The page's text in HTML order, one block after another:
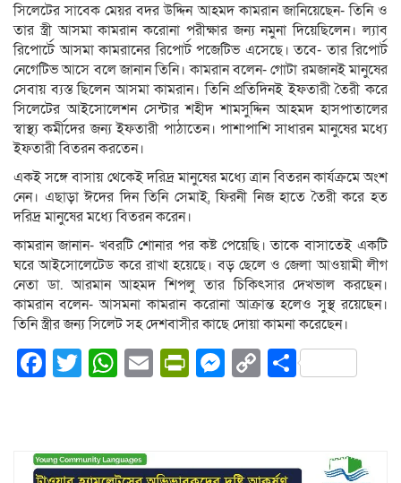
সিলেটের সাবেক মেয়র বদর উদ্দিন আহমদ কামরান জানিয়েছেন- তিনি ও
তার স্ত্রী আসমা কামরান করোনা পরীক্ষার জন্য নমুনা দিয়েছিলেন। ল্যাব
রিপোর্টে আসমা কামরানের রিপোর্ট পজেটিভ এসেছে। তবে- তার রিপোর্ট
নেগেটিভ আসে বলে জানান তিনি। কামরান বলেন- গোটা রমজানই মানুষের
সেবায় ব্যস্ত ছিলেন আসমা কামরান। তিনি প্রতিদিনই ইফতারী তৈরী করে
সিলেটের আইসোলেশন সেন্টার শহীদ শামসুদ্দিন আহমদ হাসপাতালের
স্বাস্থ্য কর্মীদের জন্য ইফতারী পাঠাতেন। পাশাপাশি সাধারন মানুষের মধ্যে
ইফতারী বিতরন করতেন।
একই সঙ্গে বাসায় থেকেই দরিদ্র মানুষের মধ্যে ত্রান বিতরন কার্যক্রমে অংশ
নেন। এছাড়া ঈদের দিন তিনি সেমাই, ফিরনী নিজ হাতে তৈরী করে হত
দরিদ্র মানুষের মধ্যে বিতরন করেন।
কামরান জানান- খবরটি শোনার পর কষ্ট পেয়েছি। তাকে বাসাতেই একটি
ঘরে আইসোলেটেড করে রাখা হয়েছে। বড় ছেলে ও জেলা আওয়ামী লীগ
নেতা ডা. আরমান আহমদ শিপলু তার চিকিৎসার দেখভাল করছেন।
কামরান বলেন- আসমনা কামরান করোনা আক্রান্ত হলেও সুস্থ রয়েছেন।
তিনি স্ত্রীর জন্য সিলেট সহ দেশবাসীর কাছে দোয়া কামনা করেছেন।
Facebook
Twitter
WhatsApp
EmailPrintFriendly
Messenger
CopyShare